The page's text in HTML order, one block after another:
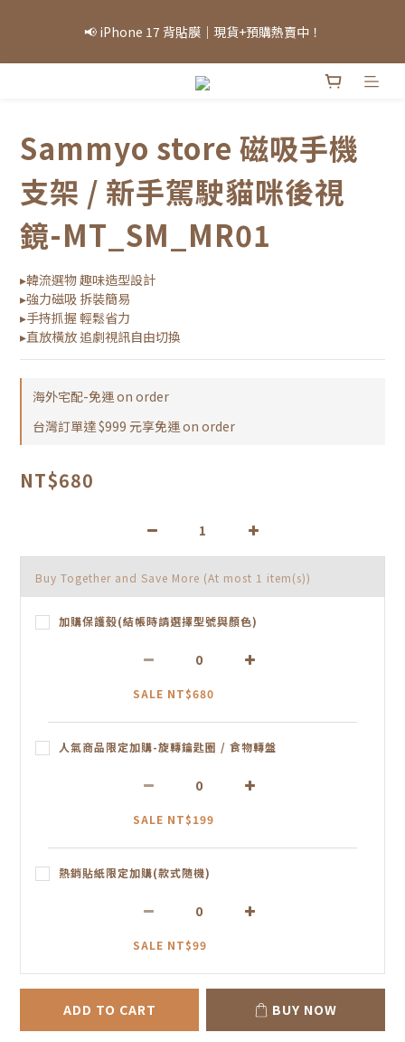
庫存為準，敬請見諒。」
📢 iPhone 17 背貼膜｜現貨+預購熱賣中！
「因部分商品熱銷，部分庫存可能需等候，實際出貨情況將依當日
Sammyo store 磁吸手機
支架 / 新手駕駛貓咪後視
鏡-MT_SM_MR01
▸韓流選物 趣味造型設計
▸強力磁吸 拆裝簡易
▸手持抓握 輕鬆省力
▸直放橫放 追劇視訊自由切換
海外宅配-免運 on order
台灣訂單達 $999 元享免運 on order
NT$680
Buy Together and Save More (At most 1 item(s))
加購保護殼(結帳時請選擇型號與顏色)
SALE NT$680
人氣商品限定加購-旋轉鑰匙圈 / 食物轉盤
SALE NT$199
熱銷貼紙限定加購(款式隨機)
SALE NT$99
ADD TO CART BUY NOW